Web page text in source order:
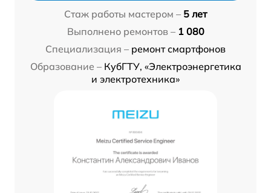
Стаж работы мастером – 5 лет
Выполнено ремонтов – 1 080
Специализация – ремонт смартфонов
Образование – КубГТУ, «Электроэнергетика
и электротехника»